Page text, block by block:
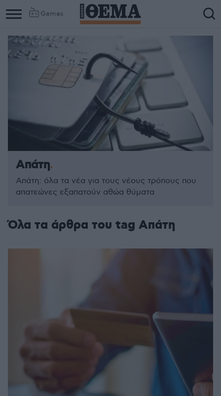
Games
Απάτη
Απάτη: όλα τα νέα για τους νέους τρόπους που
απατεώνες εξαπατούν αθώα θύματα
Όλα τα άρθρα του tag Απάτη